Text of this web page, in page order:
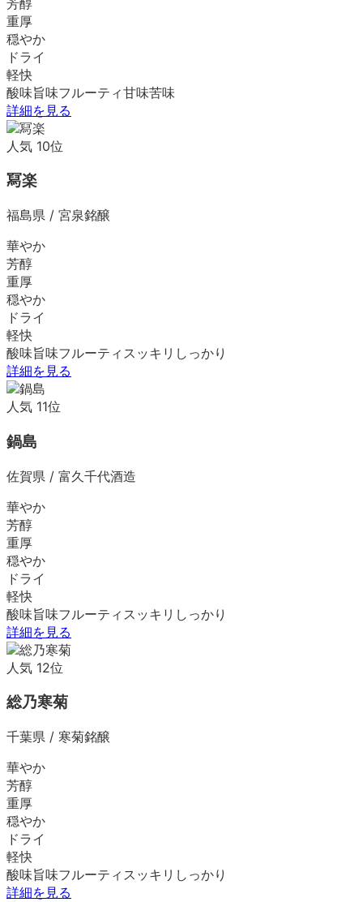
重厚
穏やか
ドライ
軽快
酸味旨味フルーティ甘味苦味
詳細を見る
人気 10位
冩楽
福島県 / 宮泉銘醸
華やか
芳醇
重厚
穏やか
ドライ
軽快
酸味旨味フルーティ スッキリ しっかり
詳細を見る
人気 11位
鍋島
佐賀県 / 富久千代酒造
華やか
芳醇
重厚
穏やか
ドライ
軽快
酸味旨味フルーティ スッキリ しっかり
詳細を見る
人気 12位
総乃寒菊
千葉県 / 寒菊銘醸
華やか
芳醇
重厚
穏やか
ドライ
軽快
酸味旨味フルーティ スッキリ しっかり
詳細を見る